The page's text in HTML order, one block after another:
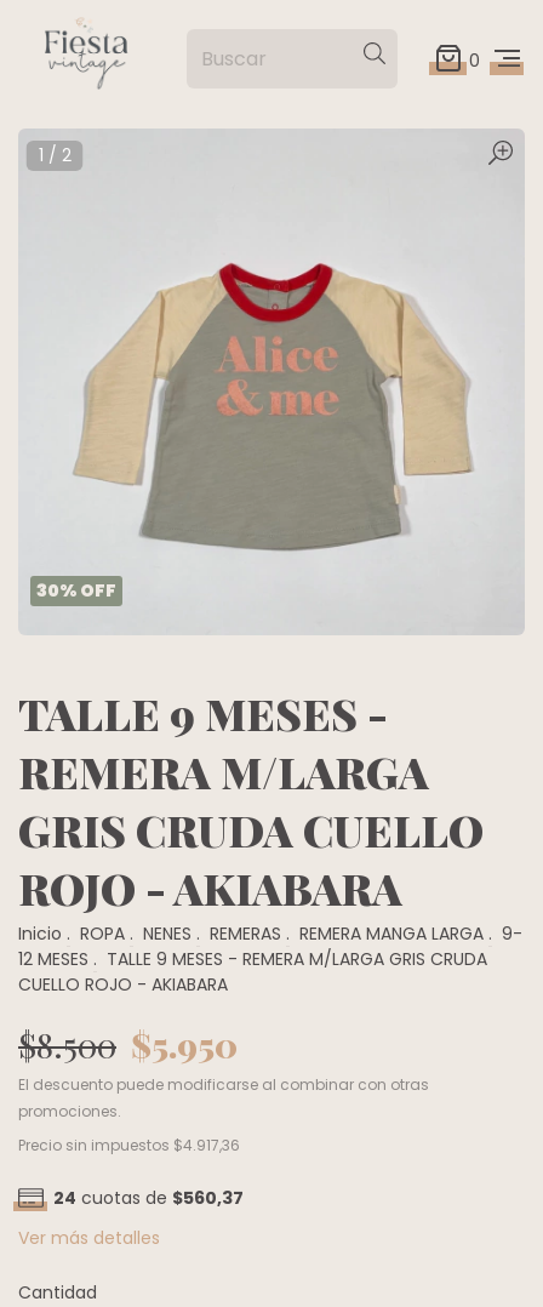
0
TALLE 9 MESES -
REMERA M/LARGA
GRIS CRUDA CUELLO
ROJO - AKIABARA
Inicio . ROPA . NENES . REMERAS . REMERA MANGA LARGA . 9-
12 MESES . TALLE 9 MESES - REMERA M/LARGA GRIS CRUDA
CUELLO ROJO - AKIABARA
$8.500 $5.950
El descuento puede modificarse al combinar con otras
promociones.
Precio sin impuestos $4.917,36
24 cuotas de $560,37
Ver más detalles
Cantidad
30% OFF
1 / 2